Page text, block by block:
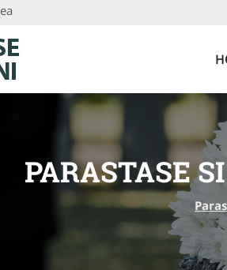
PARASTASE